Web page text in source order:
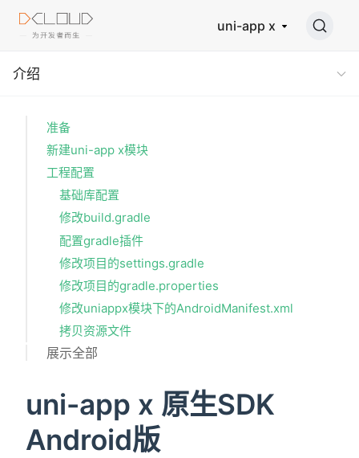
uni-app x
介绍
准备
新建uni-app x模块
工程配置
基础库配置
修改build.gradle
配置gradle插件
修改项目的settings.gradle
修改项目的gradle.properties
修改uniappx模块下的AndroidManifest.xml
拷贝资源文件
展示全部
uni-app x 原生SDK
Android版